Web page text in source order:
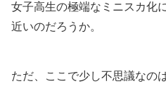
女子高生の極端なミニスカ化
近いのだろうか。
ただ、ここで少し不思議なのは